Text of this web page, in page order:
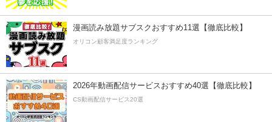
漫画読み放題サブスクおすすめ11選【徹底比較】
オリコン顧客満足度ランキング
2026年動画配信サービスおすすめ40選【徹底比較】
CS動画配信サービス20選